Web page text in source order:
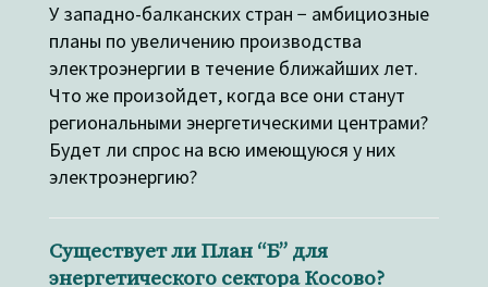
У западно-балканских стран − амбициозные
планы по увеличению производства
электроэнергии в течение ближайших лет.
Что же произойдет, когда все они станут
региональными энергетическими центрами?
Будет ли спрос на всю имеющуюся у них
электроэнергию?
Существует ли План “Б” для
энергетического сектора Косово?